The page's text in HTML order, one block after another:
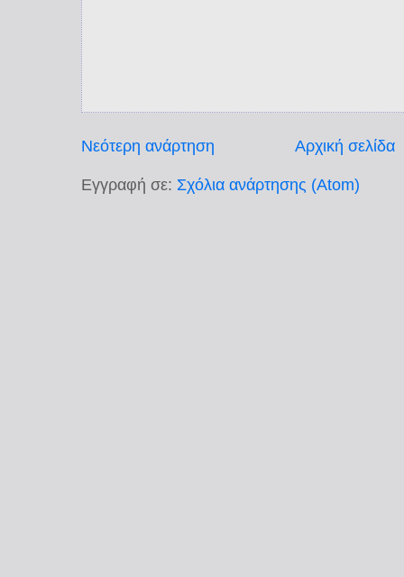
Νεότερη ανάρτηση Αρχική σελίδα
Εγγραφή σε: Σχόλια ανάρτησης (Atom)